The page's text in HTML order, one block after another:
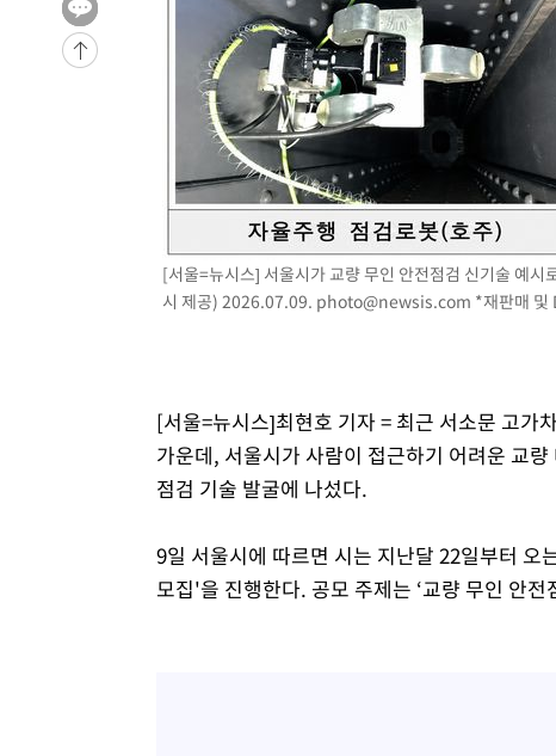
-11246초 전 >
[속보]이 대통령 "부동산 공급 기존 사고방식 매달리지 말고
실천"
-10331초 전 >
이란, "오만과 '중앙 단일 루트' 합의…북쪽 인바운드·남쪽
운드는 임시"
"낮 기온 소폭 하락"…수도권 폭염중대경보, 폭염경보로 하향
[속보]이 대통령, '호우피해' 안동·의성 관할 4개 면 특별재난
[단독]중수청 지원 검사들, 정원 초과 시 낮은 계급 임용…희망
낮 최고 37도 찜통더위…곳곳 소나기·강원 많은 비[내일날씨]
SK하이닉스, 용인·청주 팹에 54조 투자…"AI 메모리 수요 선제
여자배구 이재영·이다영 자매, 아제르바이잔 투란VC 입단
외국인 심판 성 접대 7경기 들여다보니…한국 축구 '5승 2무'
[속보]코스닥, 2.86포인트(0.36%) 내린 798.81마감
[속보] 노원서 40.1도 관측…서울, 2018년 이후 첫 40도
[속보]종합특검, '계엄 수용공간 확보' 신용해 前교정본부장 기소
외신들도 주목한 韓축구 파문…"국민적 공분에 수사 재개"
[속보]규제합리화위원회 부위원장에 김태유 서울대 공대 교수…
[서울=뉴시스] 서울시가 교량 무인 안전점검 신기술 예
시 제공) 2026.07.09. photo@newsis.com *재판매 및
[서울=뉴시스]최현호 기자 = 최근 서소문 고가
가운데, 서울시가 사람이 접근하기 어려운 교
점검 기술 발굴에 나섰다.
9일 서울시에 따르면 시는 지난달 22일부터
모집'을 진행한다. 공모 주제는 ‘교량 무인 안